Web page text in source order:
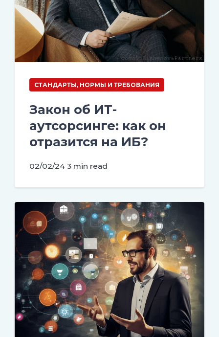
СТАНДАРТЫ, НОРМЫ И ТРЕБОВАНИЯ
Закон об ИТ-
аутсорсинге: как он
отразится на ИБ?
02/02/24 3 min read